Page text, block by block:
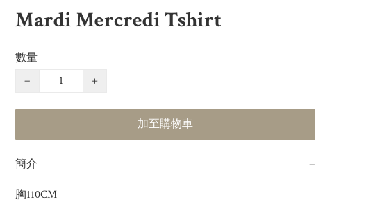
Mardi Mercredi Tshirt
數量
−
+
加至購物車
簡介 −
胸110CM